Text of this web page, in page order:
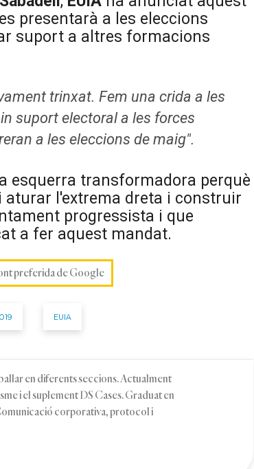
presentarà a les eleccions
suport a altres formacions
trinxat. Fem una crida a les
suport electoral a les forces
a les eleccions de maig".
esquerra transformadora perquè
l'extrema dreta i construir
progressista i que
a fer aquest mandat.
preferida de Google
EUIA
en diferents seccions. Actualment
i el suplement DS Cases. Graduat en
corporativa, protocol i